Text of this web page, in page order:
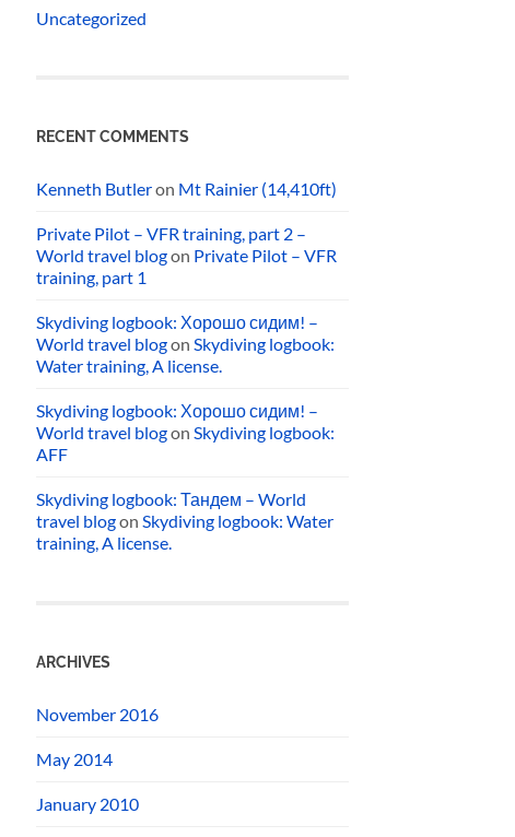
Uncategorized
RECENT COMMENTS
Kenneth Butleron Mt Rainier (14,410ft)
Private Pilot – VFR training, part 2 –
World travel blogon Private Pilot – VFR
training, part 1
Skydiving logbook: Хорошо сидим! –
World travel blogon Skydiving logbook:
Water training, A license.
Skydiving logbook: Хорошо сидим! –
World travel blogon Skydiving logbook:
AFF
Skydiving logbook: Тандем – World
travel blogon Skydiving logbook: Water
training, A license.
ARCHIVES
November 2016
May 2014
January 2010